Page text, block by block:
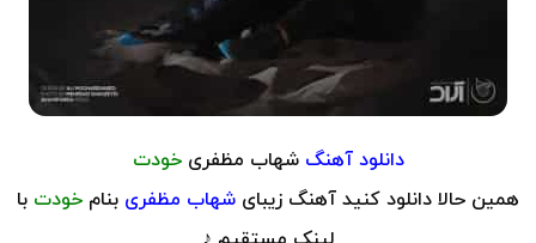
دانلود آهنگ ​شهاب مظفری خودت
همین حالا دانلود کنید آهنگ زیبای شهاب مظفری بنام خودت با